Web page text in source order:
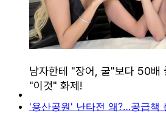
'용산공원' 난타전 왜?…공급책